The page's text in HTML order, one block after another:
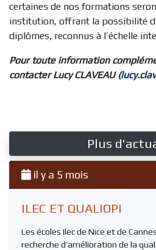
certaines de nos formations
institution, offrant la possibilité
diplômes, reconnus à l’échelle
Pour toute information
contacter Lucy CLAVEAU (
Plus
il y a 5 mois
ILEC ET QUALIOPI
Les écoles Ilec de Nice et de
recherche d’amélioration de la